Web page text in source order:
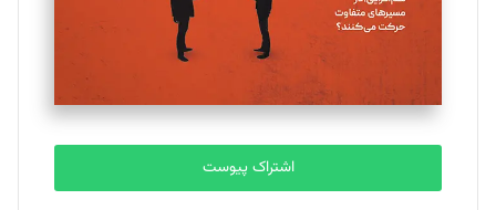
تحریریه
مصطفی مسجدی آرانی
تحریریه
بابک نقاش
اشتراک پیوست